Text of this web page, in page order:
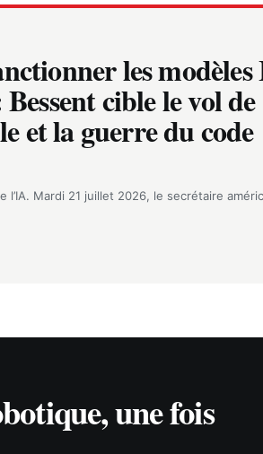
les
cible le vol de
et la guerre du code
Mardi 21 juillet 2026, le secrétaire
une fois